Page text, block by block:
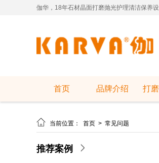
伽华，18年石材晶面打磨抛光护理清洁保养设
首页 品牌介绍 打
 当前位置： 首页 > 常见问题
推荐案例